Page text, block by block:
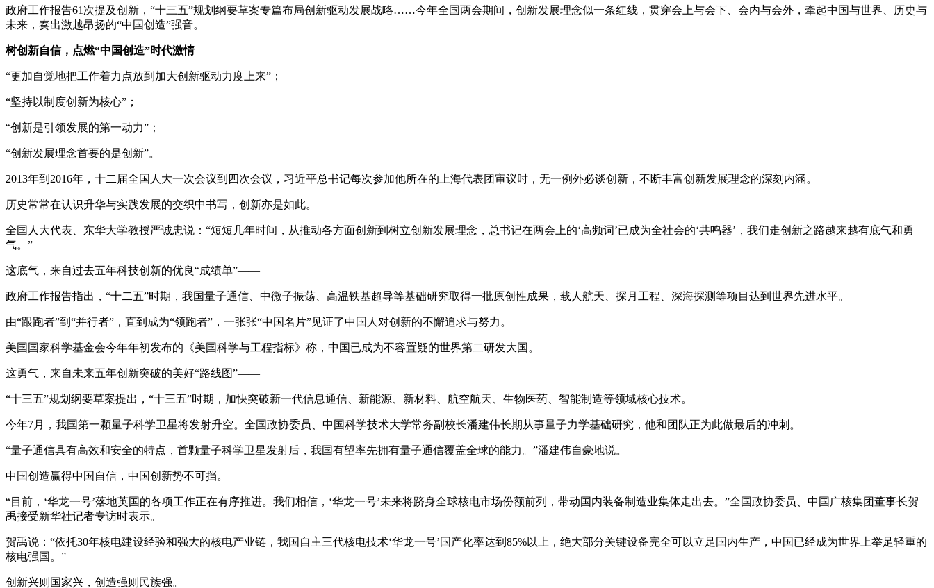
政府工作报告61次提及创新，“十三五”规划纲要草案专篇布局创新驱动发展战略……今年全国两会期间，创新发展理念似一条红线，贯穿会上与会下、会内与会外，牵起中国与世界、历史与
未来，奏出激越昂扬的“中国创造”强音。
树创新自信，点燃“中国创造”时代激情
“更加自觉地把工作着力点放到加大创新驱动力度上来”；
“坚持以制度创新为核心”；
“创新是引领发展的第一动力”；
“创新发展理念首要的是创新”。
2013年到2016年，十二届全国人大一次会议到四次会议，习近平总书记每次参加他所在的上海代表团审议时，无一例外必谈创新，不断丰富创新发展理念的深刻内涵。
历史常常在认识升华与实践发展的交织中书写，创新亦是如此。
全国人大代表、东华大学教授严诚忠说：“短短几年时间，从推动各方面创新到树立创新发展理念，总书记在两会上的‘高频词’已成为全社会的‘共鸣器’，我们走创新之路越来越有底气和勇
气。”
这底气，来自过去五年科技创新的优良“成绩单”——
政府工作报告指出，“十二五”时期，我国量子通信、中微子振荡、高温铁基超导等基础研究取得一批原创性成果，载人航天、探月工程、深海探测等项目达到世界先进水平。
由“跟跑者”到“并行者”，直到成为“领跑者”，一张张“中国名片”见证了中国人对创新的不懈追求与努力。
美国国家科学基金会今年年初发布的《美国科学与工程指标》称，中国已成为不容置疑的世界第二研发大国。
这勇气，来自未来五年创新突破的美好“路线图”——
“十三五”规划纲要草案提出，“十三五”时期，加快突破新一代信息通信、新能源、新材料、航空航天、生物医药、智能制造等领域核心技术。
今年7月，我国第一颗量子科学卫星将发射升空。全国政协委员、中国科学技术大学常务副校长潘建伟长期从事量子力学基础研究，他和团队正为此做最后的冲刺。
“量子通信具有高效和安全的特点，首颗量子科学卫星发射后，我国有望率先拥有量子通信覆盖全球的能力。”潘建伟自豪地说。
中国创造赢得中国自信，中国创新势不可挡。
“目前，‘华龙一号’落地英国的各项工作正在有序推进。我们相信，‘华龙一号’未来将跻身全球核电市场份额前列，带动国内装备制造业集体走出去。”全国政协委员、中国广核集团董事长贺
禹接受新华社记者专访时表示。
贺禹说：“依托30年核电建设经验和强大的核电产业链，我国自主三代核电技术‘华龙一号’国产化率达到85%以上，绝大部分关键设备完全可以立足国内生产，中国已经成为世界上举足轻重的
核电强国。”
创新兴则国家兴，创造强则民族强。